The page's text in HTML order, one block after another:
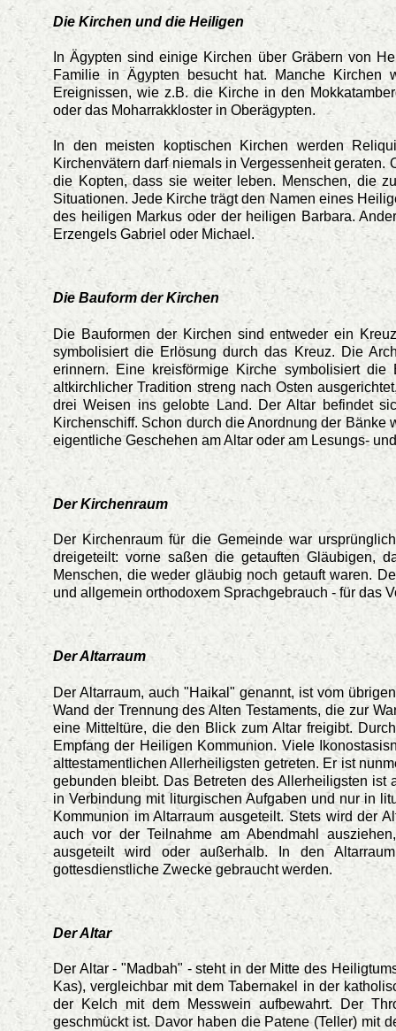
Die Kirchen und die Heiligen
In Ägypten sind einige Kirchen über Gräbern von
Familie in Ägypten besucht hat. Manche Kirchen
Ereignissen, wie z.B. die Kirche in den
oder das Moharrakkloster in Oberägypten.
In den meisten koptischen Kirchen werden
Kirchenvätern darf niemals in Vergessenheit
die Kopten, dass sie weiter leben. Menschen, die
Situationen. Jede Kirche trägt den Namen eines
des heiligen Markus oder der heiligen Barbara.
Erzengels Gabriel oder Michael.
Die Bauform der Kirchen
Die Bauformen der Kirchen sind entweder ein
symbolisiert die Erlösung durch das Kreuz. Die
erinnern. Eine kreisförmige Kirche symbolisiert
altkirchlicher Tradition streng nach Osten
drei Weisen ins gelobte Land. Der Altar befindet
Kirchenschiff. Schon durch die Anordnung der
eigentliche Geschehen am Altar oder am Lesungs-
Der Kirchenraum
Der Kirchenraum für die Gemeinde war
dreigeteilt: vorne saßen die getauften Gläubigen,
Menschen, die weder gläubig noch getauft waren.
und allgemein orthodoxem Sprachgebrauch - für das
Der Altarraum
Der Altarraum, auch "Haikal" genannt, ist vom
Wand der Trennung des Alten Testaments, die zur
eine Mitteltüre, die den Blick zum Altar freigibt.
Empfang der Heiligen Kommunion. Viele
alttestamentlichen Allerheiligsten getreten. Er ist
gebunden bleibt. Das Betreten des Allerheiligsten
in Verbindung mit liturgischen Aufgaben und nur in
Kommunion im Altarraum ausgeteilt. Stets wird der
auch vor der Teilnahme am Abendmahl
ausgeteilt wird oder außerhalb. In den
gottesdienstliche Zwecke gebraucht werden.
Der Altar
Der Altar - "Madbah" - steht in der Mitte des
Kas), vergleichbar mit dem Tabernakel in der
der Kelch mit dem Messwein aufbewahrt. Der
geschmückt ist. Davor haben die Patene (Teller) mit